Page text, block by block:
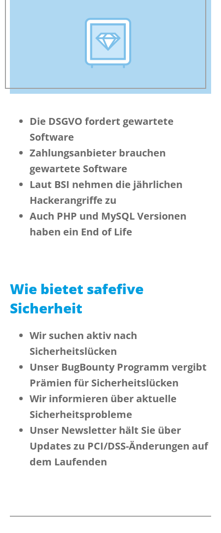
Die DSGVO fordert gewartete
Software
Zahlungsanbieter brauchen
gewartete Software
Laut BSI nehmen die jährlichen
Hackerangriffe zu
Auch PHP und MySQL Versionen
haben ein End of Life
Wie bietet safefive
Sicherheit
Wir suchen aktiv nach
Sicherheitslücken
Unser BugBounty Programm vergibt
Prämien für Sicherheitslücken
Wir informieren über aktuelle
Sicherheitsprobleme
Unser Newsletter hält Sie über
Updates zu PCI/DSS-Änderungen auf
dem Laufenden